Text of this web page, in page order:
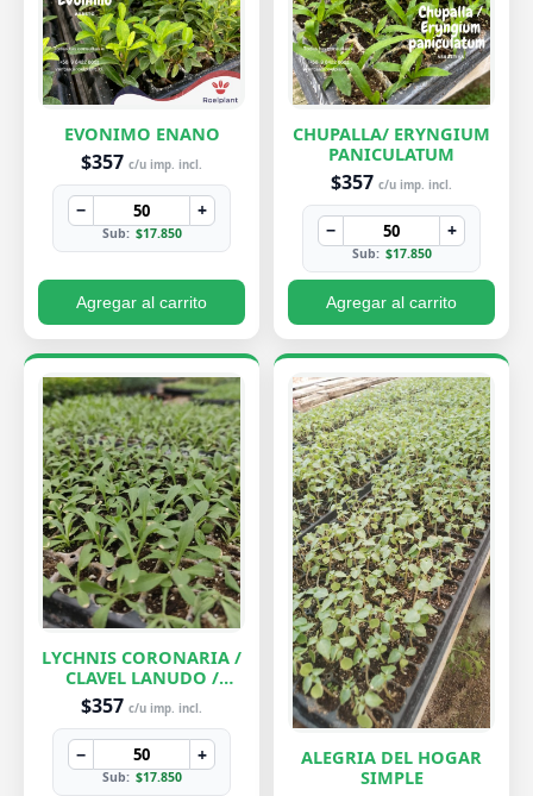
EVONIMO ENANO
$357 c/u imp. incl.
− +
Sub: $17.850
Agregar al carrito
CHUPALLA/ ERYNGIUM
PANICULATUM
$357 c/u imp. incl.
− +
Sub: $17.850
Agregar al carrito
LYCHNIS CORONARIA /
CLAVEL LANUDO /
ABUELA
$357 c/u imp. incl.
− +
Sub: $17.850
ALEGRIA DEL HOGAR
SIMPLE